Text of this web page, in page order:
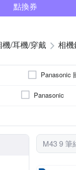
點換券
機/耳機/穿戴 相
Panasonic
Panasonic
M43 9 筆